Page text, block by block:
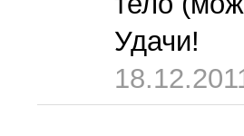
Удачи!